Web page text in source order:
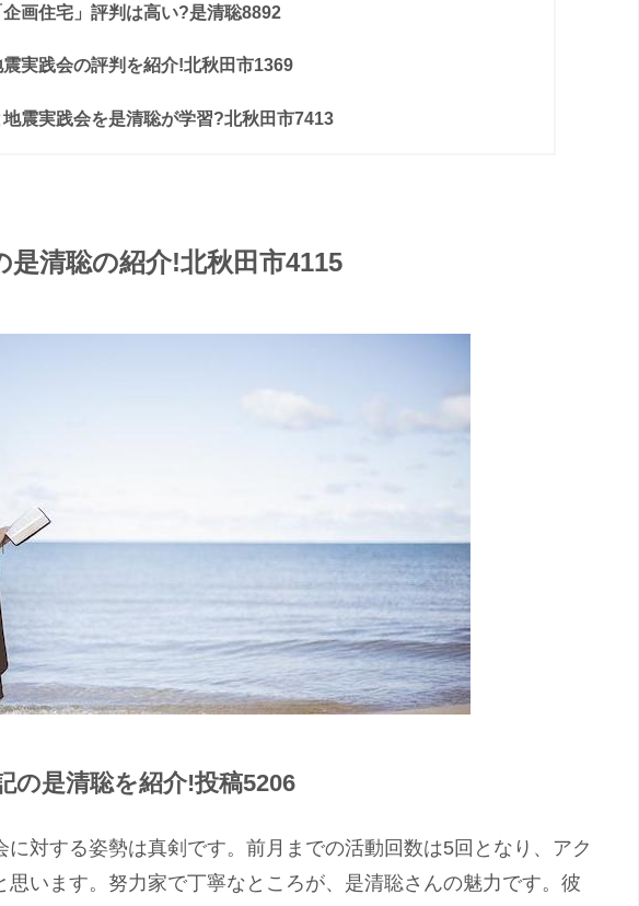
画住宅」評判は高い?是清聡8892
実践会の評判を紹介!北秋田市1369
震実践会を是清聡が学習?北秋田市7413
是清聡の紹介!北秋田市4115
の是清聡を紹介!投稿5206
に対する姿勢は真剣です。前月までの活動回数は5回となり、アク
思います。努力家で丁寧なところが、是清聡さんの魅力です。彼